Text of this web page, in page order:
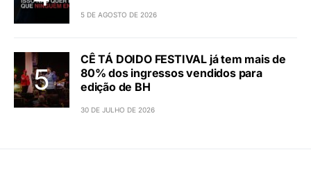
5 DE AGOSTO DE 2026
CÊ TÁ DOIDO FESTIVAL já tem mais de
80% dos ingressos vendidos para
edição de BH
30 DE JULHO DE 2026